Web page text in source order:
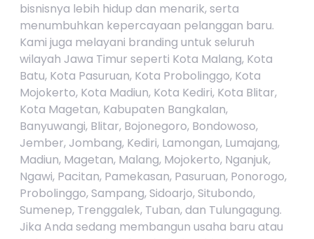
bisnisnya lebih hidup dan menarik, serta
menumbuhkan kepercayaan pelanggan baru.
Kami juga melayani branding untuk seluruh
wilayah Jawa Timur seperti Kota Malang, Kota
Batu, Kota Pasuruan, Kota Probolinggo, Kota
Mojokerto, Kota Madiun, Kota Kediri, Kota Blitar,
Kota Magetan, Kabupaten Bangkalan,
Banyuwangi, Blitar, Bojonegoro, Bondowoso,
Jember, Jombang, Kediri, Lamongan, Lumajang,
Madiun, Magetan, Malang, Mojokerto, Nganjuk,
Ngawi, Pacitan, Pamekasan, Pasuruan, Ponorogo,
Probolinggo, Sampang, Sidoarjo, Situbondo,
Sumenep, Trenggalek, Tuban, dan Tulungagung.
Jika Anda sedang membangun usaha baru atau